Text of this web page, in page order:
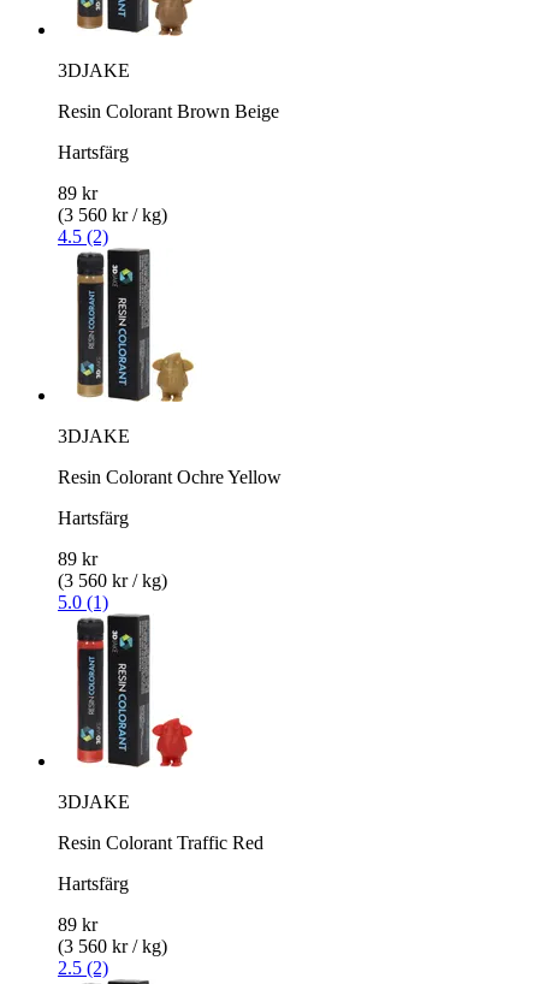
3DJAKE
Resin Colorant Brown Beige
Hartsfärg
89 kr
(3 560 kr / kg)
4.5 (2)
3DJAKE
Resin Colorant Ochre Yellow
Hartsfärg
89 kr
(3 560 kr / kg)
5.0 (1)
3DJAKE
Resin Colorant Traffic Red
Hartsfärg
89 kr
(3 560 kr / kg)
2.5 (2)